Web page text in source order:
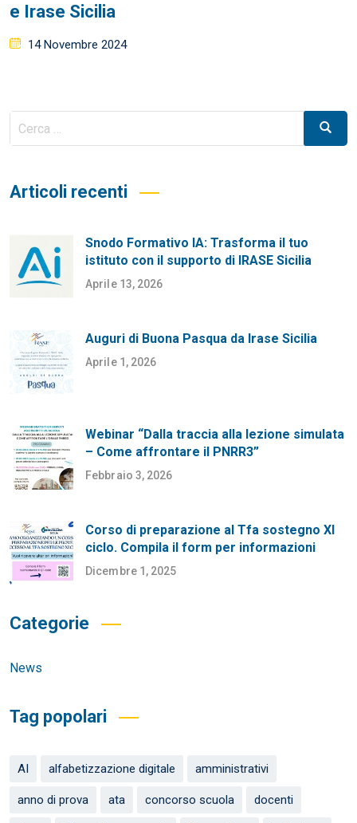
e Irase Sicilia
Posted
14 Novembre 2024
Cerca
per:
Cerca
Articoli recenti
Snodo Formativo IA: Trasforma il tuo
istituto con il supporto di IRASE Sicilia
Aprile 13, 2026
Auguri di Buona Pasqua da Irase Sicilia
Aprile 1, 2026
Webinar “Dalla traccia alla lezione simulata
– Come affrontare il PNRR3”
Febbraio 3, 2026
Corso di preparazione al Tfa sostegno XI
ciclo. Compila il form per informazioni
Dicembre 1, 2025
Categorie
News
Tag popolari
AI alfabetizzazione digitale amministrativi
anno di prova ata concorso scuola docenti